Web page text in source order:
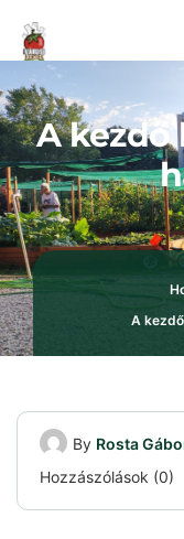
A kezdő
A
By Rosta
Hozzászólások (0)